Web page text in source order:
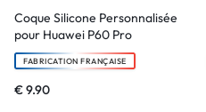
Coque Silicone Personnalisée
pour Huawei P60 Pro
FABRICATION FRANÇAISE
€9.90